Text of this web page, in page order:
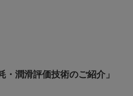
・潤滑評価技術のご紹介」